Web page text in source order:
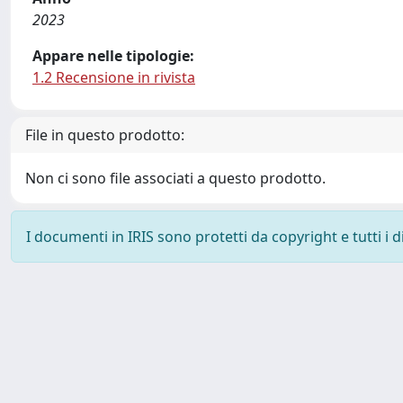
2023
Appare nelle tipologie:
1.2 Recensione in rivista
File in questo prodotto:
Non ci sono file associati a questo prodotto.
I documenti in IRIS sono protetti da copyright e tutti i